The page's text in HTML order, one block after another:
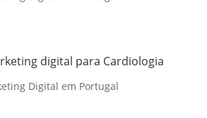
digital para Cardiologia
Digital em Portugal